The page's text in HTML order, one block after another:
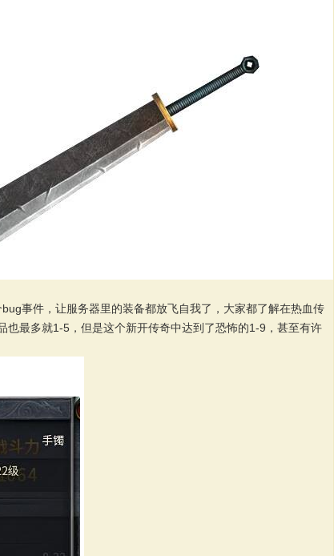
事件，让服务器里的装备都放飞自我了，大家都了解在热血传
也最多就1-5，但是这个新开传奇中达到了恐怖的1-9，甚至有许